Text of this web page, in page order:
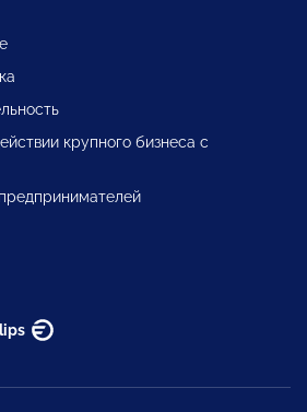
крупного бизнеса с